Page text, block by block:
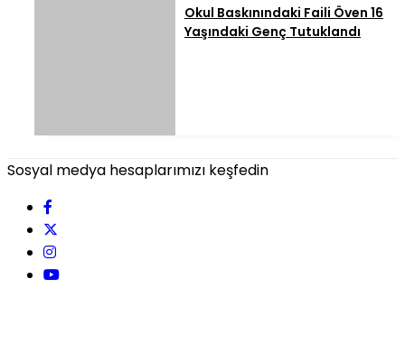
Okul Baskınındaki Faili Öven 16
Yaşındaki Genç Tutuklandı
Sosyal medya hesaplarımızı keşfedin